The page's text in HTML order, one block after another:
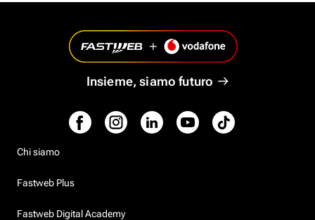
Insieme, siamo futuro
Chi siamo
Fastweb Plus
Fastweb Digital Academy